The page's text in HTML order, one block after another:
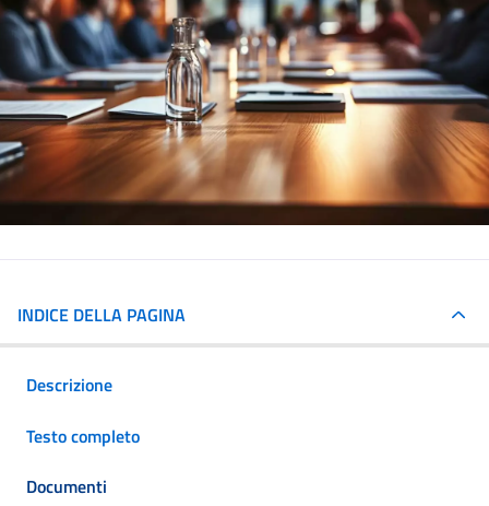
INDICE DELLA PAGINA
Descrizione
Testo completo
Documenti